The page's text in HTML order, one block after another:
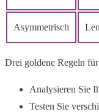
Asymmetrisch
Drei goldene Regeln
Analysieren Sie
Testen Sie